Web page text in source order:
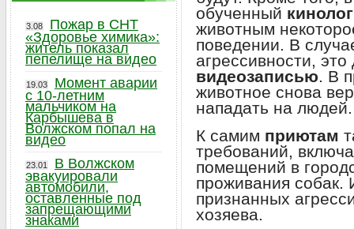
обученный кинолог
животным
поведении. В
агрессивности,
видеозаписью. В
животное снова
нападать на людей.
К самим приютам
требований,
помещений в
проживания собак.
признанных
хозяева.
3.08
Пожар в СНТ
«Здоровье химика»:
житель показал
пепелище на видео
19.03
Момент аварии
с 10-летним
мальчиком на
Карбышева в
Волжском попал на
видео
23.01
В Волжском
эвакуировали
автомобили,
оставленные под
запрещающими
знаками